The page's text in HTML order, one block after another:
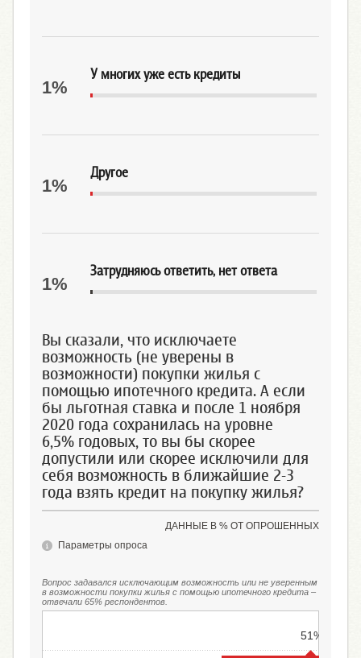
У многих уже есть кредиты
1%
Другое
1%
Затрудняюсь ответить, нет ответа
1%
Вы сказали, что исключаете
возможность (не уверены в
возможности) покупки жилья с
помощью ипотечного кредита. А если
бы льготная ставка и после 1 ноября
2020 года сохранилась на уровне
6,5% годовых, то вы бы скорее
допустили или скорее исключили для
себя возможность в ближайшие 2-3
года взять кредит на покупку жилья?
ДАННЫЕ В % ОТ ОПРОШЕННЫХ
Параметры опроса
Вопрос задавался исключающим возможность или не уверенным
в возможности покупки жилья с помощью ипотечного кредита –
отвечали 65% респондентов.
51%